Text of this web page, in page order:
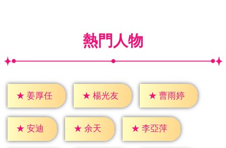
熱門人物
★ 姜厚任 ★ 楊光友 ★ 曹雨婷
★ 安迪 ★ 余天 ★ 李亞萍